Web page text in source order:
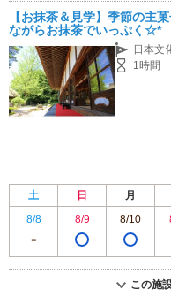
【お抹茶＆見学】季節の主
ながらお抹茶でいっぷく☆*
日本文
1時間
土 日 月
8/8
8/9 8/10
この施